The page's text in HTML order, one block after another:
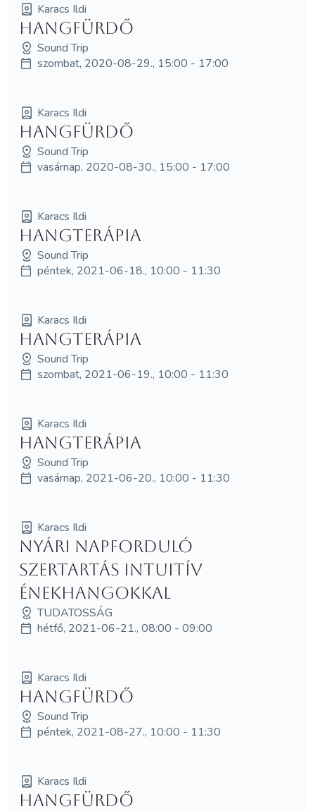
Karacs Ildi
hangfürdő
Sound Trip
szombat, 2020-08-29., 15:00 - 17:00
Karacs Ildi
hangfürdő
Sound Trip
vasárnap, 2020-08-30., 15:00 - 17:00
Karacs Ildi
hangterápia
Sound Trip
péntek, 2021-06-18., 10:00 - 11:30
Karacs Ildi
hangterápia
Sound Trip
szombat, 2021-06-19., 10:00 - 11:30
Karacs Ildi
hangterápia
Sound Trip
vasárnap, 2021-06-20., 10:00 - 11:30
Karacs Ildi
Nyári napforduló
szertartás intuitív
énekhangokkal
TUDATOSSÁG
hétfő, 2021-06-21., 08:00 - 09:00
Karacs Ildi
Hangfürdő
Sound Trip
péntek, 2021-08-27., 10:00 - 11:30
Karacs Ildi
Hangfürdő